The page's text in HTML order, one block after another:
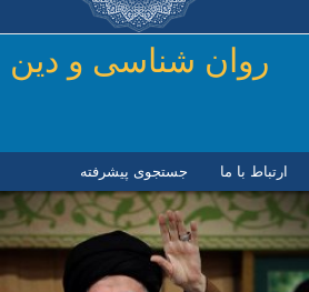
رفتن به محتوای اصلی
روان شناسی و دين
ارتباط با ما جستجوی پیشرفته